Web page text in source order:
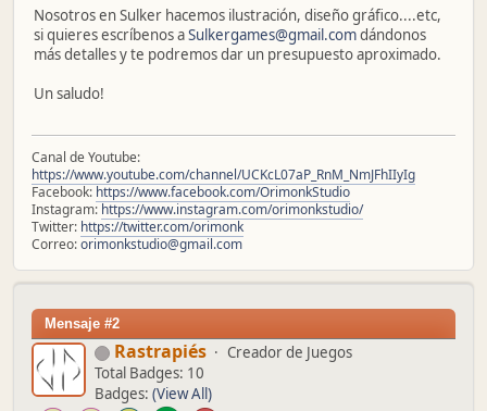
Nosotros en Sulker hacemos ilustración, diseño gráfico....etc,
si quieres escríbenos aSulkergames@gmail.comdándonos
más detalles y te podremos dar un presupuesto aproximado.
Un saludo!
Canal de Youtube:
https://www.youtube.com/channel/UCKcL07aP_RnM_NmJFhIIyIg
Facebook: https://www.facebook.com/OrimonkStudio
Instagram: https://www.instagram.com/orimonkstudio/
Twitter: https://twitter.com/orimonk
Correo:orimonkstudio@gmail.com
Mensaje #2
Rastrapiés
Creador de Juegos
Total Badges: 10
Badges: (View All)